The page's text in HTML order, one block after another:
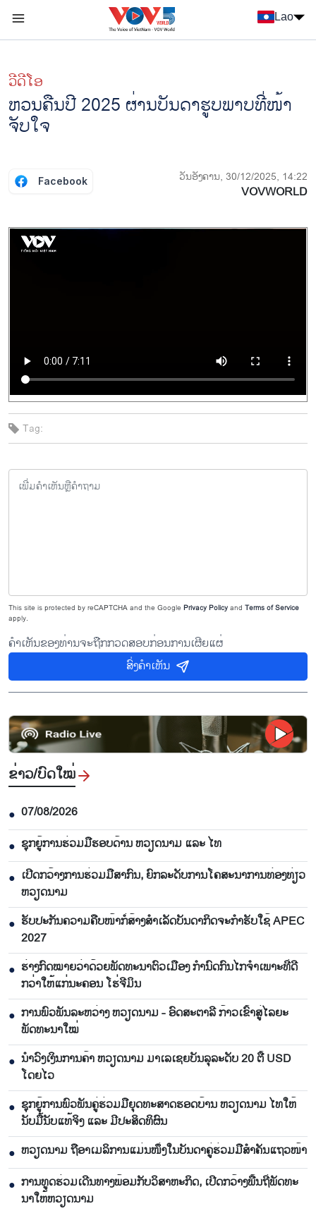
Lao
ວີດີໂອ
ຫວນຄືນປີ 2025 ຜ່ານບັນດາຮູບພາບທີ່ໜ້າ
ຈັບໃຈ
Facebook ວັນອັງຄານ, 30/12/2025, 14:22
VOVWORLD
Tag:
This site is protected by reCAPTCHA and the Google Privacy Policyand Terms of Service
apply.
ຄຳເຫັນຂອງທ່ານຈະຖືກກວດສອບກ່ອນການເຜີຍແຜ່
ສົ່ງຄຳເຫັນ
ຂ່າວ/ບົດ​ໃໝ່
● 07/08/2026
● ຊຸກຍູ້ການຮ່ວມມືຮອບດ້ານ ຫວຽດນາມ ແລະ ໄທ
● ເປີດກວ້າງການຮ່ວມມືສາກົນ, ຍົກລະດັບການໂຄສະນາການທ່ອງທ່ຽວ
ຫວຽດນາມ
● ຮັບປະກັນຄວາມຄືບໜ້າກໍ່ສ້າງສຳເລັດບັນດາກິດຈະກຳຮັບໃຊ້ APEC
2027
● ຮ່າງກົດໝາຍວ່າດ້ວຍພັດທະນາຕົວເມືອງ ກຳນົດກົນໄກຈຳເພາະທີ່ດີ
ກວ່າໃຫ້ແກ່ນະຄອນ ໂຮ່ຈີມິນ
● ການພົວພັນລະຫວ່າງ ຫວຽດນາມ - ອົດສະຕາລີ ກ້າວເຂົ້າສູ່ໄລຍະ
ພັດທະນາໃໝ່
● ນຳ​ວົງ​ເງິນ​ການ​ຄ້າ ຫວຽດ​ນາມ ມາ​ເລ​ເຊຍ​ບັນ​ລຸ​ລະ​ດັບ 20 ຕື້ USD
ໂດຍ​ໄວ
● ຊຸກ​ຍູ້​ການ​ພົວ​ພັນ​ຄູ່​ຮ່ວມ​ມື​ຍຸດ​ທະ​ສາດ​ຮອດ​ບ້ານ ຫວຽດ​ນາມ ໄທ​ໃຫ້​
ນັບ​ມື້​ນັບ​ແທ້​ຈິງ ແລະ ມີ​ປະ​ສິດ​ທິ​ຜົນ
● ຫ​ວຽດ​ນາມ ຖື​ອາ​ເມ​ລິ​ການ​ແມ່ນ​ໜຶ່ງ​ໃນ​ບັນ​ດາ​ຄູ່​ຮ່ວມ​ມື​ສຳ​ຄັນ​ແຖວ​ໜ້າ
● ການ​ທູດ​ຮ່ວມ​ເດີນ​ທາງ​ພ້ອມກັບ​ວິ​ສາ​ຫະ​ກ​ິດ, ເປີດກວ້າງ​ພື້ນ​ຖີ່​ພັດ​ທະ​
ນາ​ໃຫ້​ຫວຽດ​ນາມ